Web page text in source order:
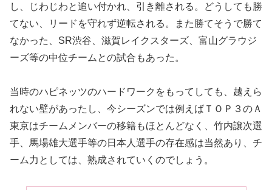
し、じわじわと追い付かれ、引き離される。どうしても勝
てない、リードを守れず逆転される。また勝てそうで勝て
なかった、SR渋谷、滋賀レイクスターズ、富山グラウジ
ーズ等の中位チームとの試合もあった。
当時のハピネッツのハードワークをもってしても、越えら
れない壁があったし、今シーズンでは例えばＴＯＰ３のＡ
東京はチームメンバーの移籍もほとんどなく、竹内譲次選
手、馬場雄大選手等の日本人選手の存在感は当然あり、チ
ーム力としては、熟成されていくのでしょう。